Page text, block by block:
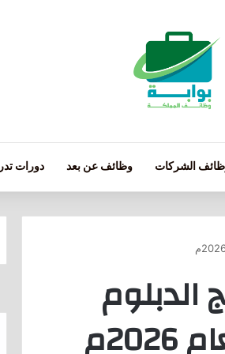
الشركات وظائف عن بعد دورات